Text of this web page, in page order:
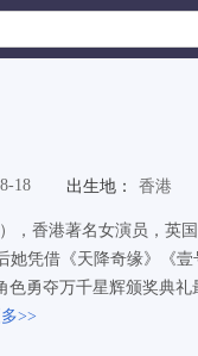
18 出生地： 香港
），香港著名女演员，
她凭借《天降奇缘》《
色勇夺万千星辉颁奖典
>>